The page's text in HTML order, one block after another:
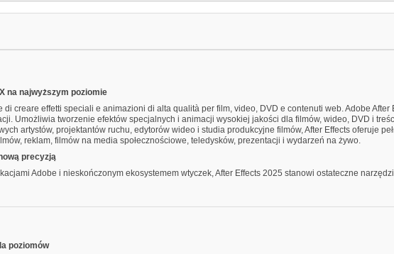
na najwyższym poziomie
creare effetti speciali e animazioni di alta qualità per film, video, DVD e contenuti web. Adobe After
Umożliwia tworzenie efektów specjalnych i animacji wysokiej jakości dla filmów, wideo, DVD i
artystów, projektantów ruchu, edytorów wideo i studia produkcyjne filmów, After Effects oferuje
reklam, filmów na media społecznościowe, teledysków, prezentacji i wydarzeń na żywo.
precyzją
Adobe i nieskończonym ekosystemem wtyczek, After Effects 2025 stanowi ostateczne
poziomów